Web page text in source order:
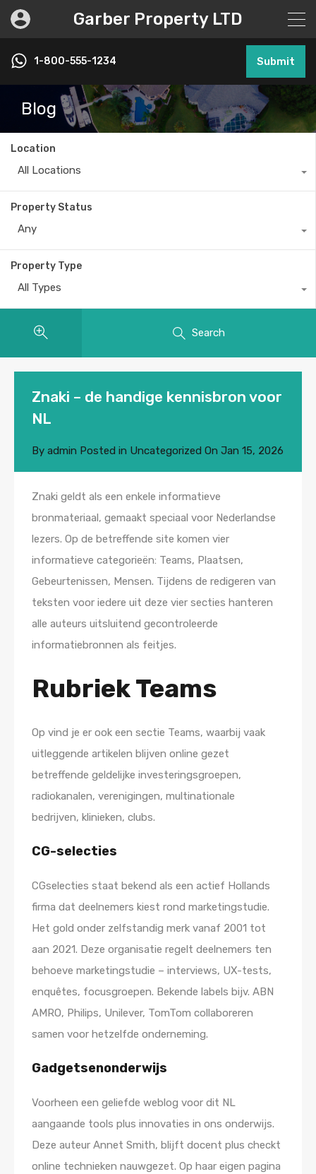
Garber Property LTD
1-800-555-1234 Submit
Blog
Location
All Locations
Property Status
Any
Property Type
All Types
Search
Znaki – de handige kennisbron voor
NL
By admin Posted in Uncategorized On Jan 15, 2026
Znaki geldt als een enkele informatieve
bronmateriaal, gemaakt speciaal voor Nederlandse
lezers. Op de betreffende site komen vier
informatieve categorieën: Teams, Plaatsen,
Gebeurtenissen, Mensen. Tijdens de redigeren van
teksten voor iedere uit deze vier secties hanteren
alle auteurs uitsluitend gecontroleerde
informatiebronnen als feitjes.
Rubriek Teams
Op vind je er ook een sectie Teams, waarbij vaak
uitleggende artikelen blijven online gezet
betreffende geldelijke investeringsgroepen,
radiokanalen, verenigingen, multinationale
bedrijven, klinieken, clubs.
CG-selecties
CGselecties staat bekend als een actief Hollands
firma dat deelnemers kiest rond marketingstudie.
Het gold onder zelfstandig merk vanaf 2001 tot
aan 2021. Deze organisatie regelt deelnemers ten
behoeve marketingstudie – interviews, UX-tests,
enquêtes, focusgroepen. Bekende labels bijv. ABN
AMRO, Philips, Unilever, TomTom collaboreren
samen voor hetzelfde onderneming.
Gadgetsenonderwijs
Voorheen een geliefde weblog voor dit NL
aangaande tools plus innovaties in ons onderwijs.
Deze auteur Annet Smith, blijft docent plus checkt
online technieken nauwgezet. Op haar eigen pagina